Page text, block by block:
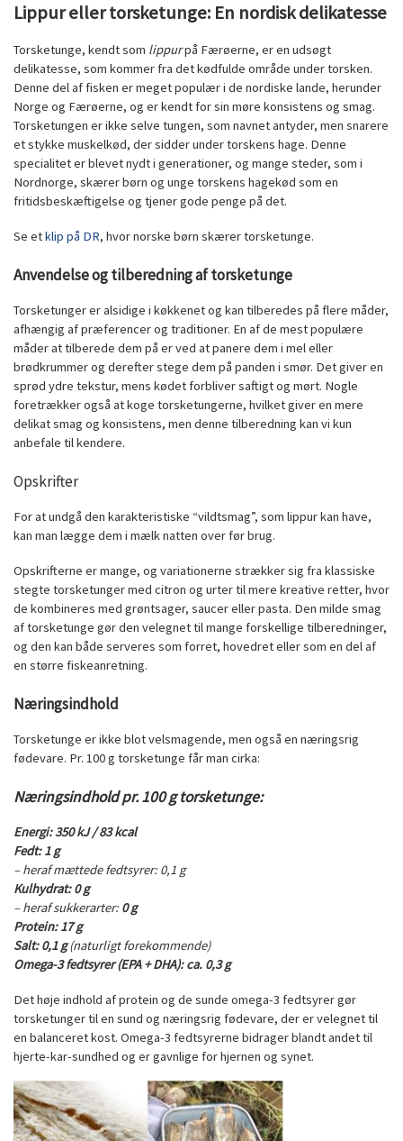
Lippur eller torsketunge: En nordisk delikatesse
Torsketunge, kendt som lippurpå Færøerne, er en udsøgt
delikatesse, som kommer fra det kødfulde område under torsken.
Denne del af fisken er meget populær i de nordiske lande, herunder
Norge og Færøerne, og er kendt for sin møre konsistens og smag.
Torsketungen er ikke selve tungen, som navnet antyder, men snarere
et stykke muskelkød, der sidder under torskens hage. Denne
specialitet er blevet nydt i generationer, og mange steder, som i
Nordnorge, skærer børn og unge torskens hagekød som en
fritidsbeskæftigelse og tjener gode penge på det.
Se etklip på DR, hvor norske børn skærer torsketunge.
Anvendelse og tilberedning af torsketunge
Torsketunger er alsidige i køkkenet og kan tilberedes på flere måder,
afhængig af præferencer og traditioner. En af de mest populære
måder at tilberede dem på er ved at panere dem i mel eller
brødkrummer og derefter stege dem på panden i smør. Det giver en
sprød ydre tekstur, mens kødet forbliver saftigt og mørt. Nogle
foretrækker også at koge torsketungerne, hvilket giver en mere
delikat smag og konsistens, men denne tilberedning kan vi kun
anbefale til kendere.
Opskrifter
For at undgå den karakteristiske “vildtsmag”, som lippur kan have,
kan man lægge dem i mælk natten over før brug.
Opskrifterne er mange, og variationerne strækker sig fra klassiske
stegte torsketunger med citron og urter til mere kreative retter, hvor
de kombineres med grøntsager, saucer eller pasta. Den milde smag
af torsketunge gør den velegnet til mange forskellige tilberedninger,
og den kan både serveres som forret, hovedret eller som en del af
en større fiskeanretning.
Næringsindhold
Torsketunge er ikke blot velsmagende, men også en næringsrig
fødevare. Pr. 100 g torsketunge får man cirka:
Næringsindhold pr. 100 g torsketunge:
Energi:350 kJ / 83 kcal
Fedt: 1 g
– heraf mættede fedtsyrer: 0,1 g
Kulhydrat: 0 g
– heraf sukkerarter: 0 g
Protein: 17 g
Salt: 0,1 g(naturligt forekommende)
Omega-3 fedtsyrer (EPA + DHA): ca. 0,3 g
Det høje indhold af protein og de sunde omega-3 fedtsyrer gør
torsketunger til en sund og næringsrig fødevare, der er velegnet til
en balanceret kost. Omega-3 fedtsyrerne bidrager blandt andet til
hjerte-kar-sundhed og er gavnlige for hjernen og synet.